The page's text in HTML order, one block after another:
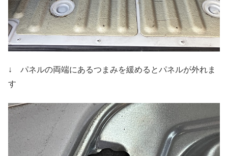
↓ パネルの両端にあるつまみを緩めるとパネルが外れま
す